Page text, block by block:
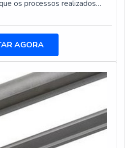
os processos realizados
preço acessível foi
níveis baixos de quebras e
mecânica. Os cilindros
AGORA